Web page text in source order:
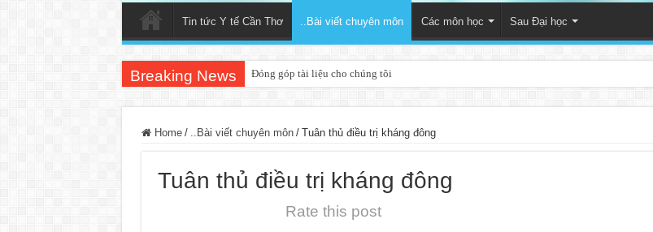
Tin tức Y tế Cần Thơ ..Bài viết chuyên môn Các môn học Sau Đại học
Breaking News Đóng góp tài liệu cho chúng tôi
Home / ..Bài viết chuyên môn / Tuân thủ điều trị kháng đông
Tuân thủ điều trị kháng đông
Rate this post